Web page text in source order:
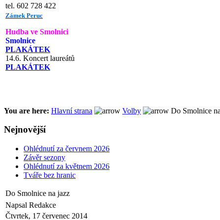
tel. 602 728 422
Zámek Peruc
Hudba ve Smolnici
Smolnice
PLAKÁTEK
14.6. Koncert laureátů
PLAKÁTEK
You are here: Hlavní strana Volby Do Smolnice
Nejnovější
Ohlédnutí za červnem 2026
Závěr sezony
Ohlédnutí za květnem 2026
Tváře bez hranic
Do Smolnice na jazz
Napsal Redakce
Čtvrtek, 17 červenec 2014